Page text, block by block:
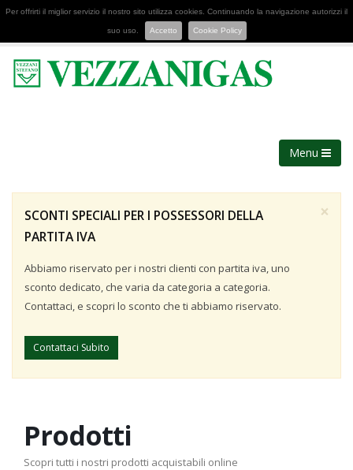
Per offrirti il miglior servizio il nostro sito utilizza cookies. Continuando la navigazione autorizzi il
suo uso. Accetto Cookie Policy
Menu
×
SCONTI SPECIALI PER I POSSESSORI DELLA
PARTITA IVA
Abbiamo riservato per i nostri clienti con partita iva, uno
sconto dedicato, che varia da categoria a categoria.
Contattaci, e scopri lo sconto che ti abbiamo riservato.
Contattaci Subito
Prodotti
Scopri tutti i nostri prodotti acquistabili online